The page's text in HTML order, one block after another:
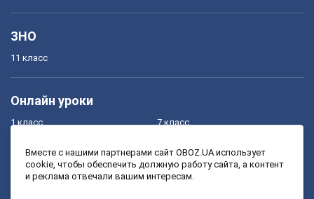
ЗНО
11 класс
Онлайн уроки
1 класс
3 класс
7 класс
9 класс
Вместе с нашими партнерами сайт OBOZ.UA использует
cookie, чтобы обеспечить должную работу сайта, а контент
и реклама отвечали вашим интересам.